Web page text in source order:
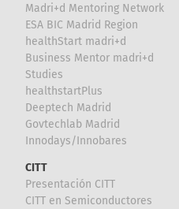
Madri+d Mentoring Network
ESA BIC Madrid Region
healthStart madri+d
Business Mentor madri+d
Studies
healthstartPlus
Deeptech Madrid
Govtechlab Madrid
Innodays/Innobares
CITT
Presentación CITT
CITT en Semiconductores